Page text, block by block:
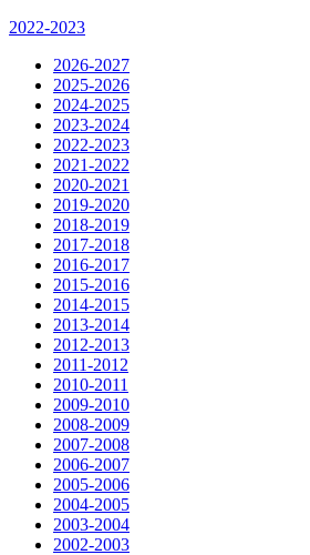
2022-2023
2026-2027
2025-2026
2024-2025
2023-2024
2022-2023
2021-2022
2020-2021
2019-2020
2018-2019
2017-2018
2016-2017
2015-2016
2014-2015
2013-2014
2012-2013
2011-2012
2010-2011
2009-2010
2008-2009
2007-2008
2006-2007
2005-2006
2004-2005
2003-2004
2002-2003